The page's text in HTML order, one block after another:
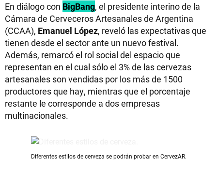
En diálogo con BigBang, el presidente interino de la
Cámara de Cerveceros Artesanales de Argentina
(CCAA), Emanuel López, reveló las expectativas que
tienen desde el sector ante un nuevo festival.
Además, remarcó el rol social del espacio que
representan en el cual sólo el 3% de las cervezas
artesanales son vendidas por los más de 1500
productores que hay, mientras que el porcentaje
restante le corresponde a dos empresas
multinacionales.
Diferentes estilos de cerveza se podrán probar en CervezAR.